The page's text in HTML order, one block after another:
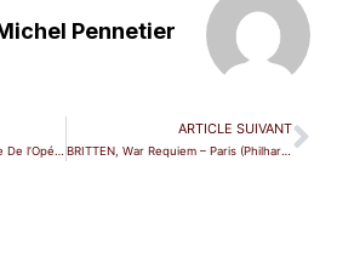
Pennetier
ARTICLE SUIVANT
BRITTEN, War Requiem – Paris (Philharmonie)